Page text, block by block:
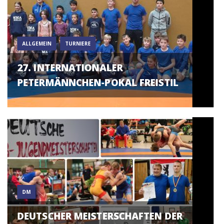
ALLGEMEIN TURNIERE
27. INTERNATIONALER
PETERMÄNNCHEN-POKAL FREISTIL
DM
DEUTSCHER MEISTERSCHAFTEN DER